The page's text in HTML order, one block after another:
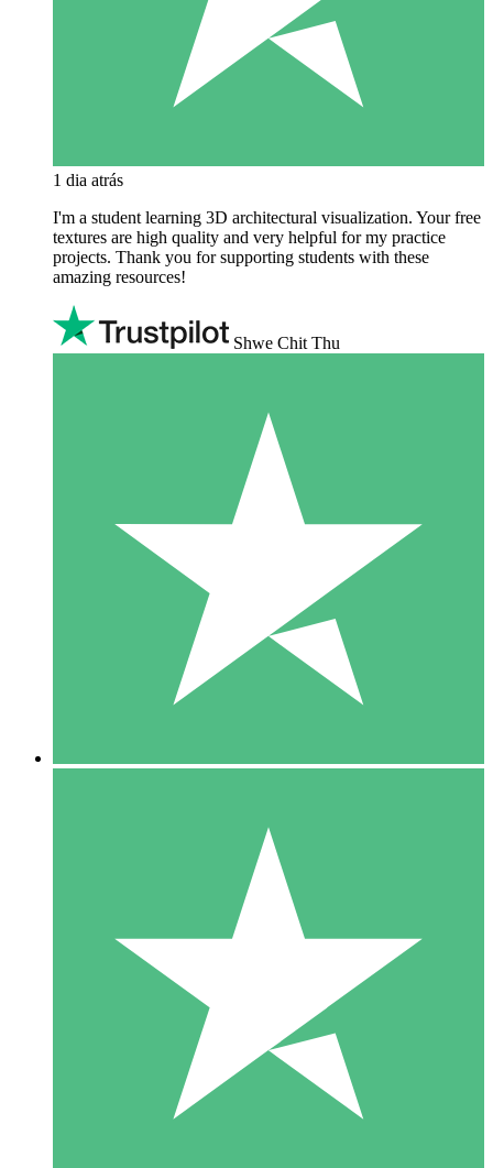
1 dia atrás
I'm a student learning 3D architectural visualization. Your free
textures are high quality and very helpful for my practice
projects. Thank you for supporting students with these
amazing resources!
Shwe Chit Thu